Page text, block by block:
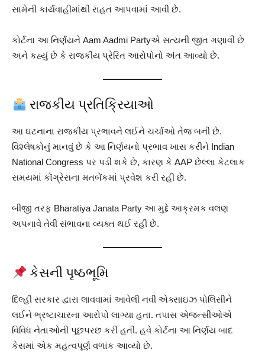
સામેની કાર્યવાહીમાંથી રાહત આપવામાં આવી છે.
કોર્ટના આ નિર્ણયને Aam Aadmi Partyએ સત્યની જીત ગણાવી છે
અને કહ્યું છે કે રાજકીય પ્રેરિત આરોપોનો અંત આવ્યો છે.
રાજકીય પ્રતિક્રિયાઓ
આ ઘટનાના રાજકીય પ્રભાવને લઈને ચર્ચાઓ તેજ બની છે.
વિશ્લેષકોનું માનવું છે કે આ નિર્ણયનો પ્રભાવ ખાસ કરીને Indian
National Congress પર પડી શકે છે, કારણ કે AAP છેલ્લા કેટલાક
સમયમાં કોંગ્રેસના મતબેંકમાં પ્રવેશ કરી રહી છે.
બીજી તરફ Bharatiya Janata Party આ મુદ્દે આક્રમક વલણ
અપનાવે તેવી સંભાવના વ્યક્ત થઈ રહી છે.
કેસની પૃષ્ઠભૂમિ
દિલ્હી સરકાર દ્વારા લાવવામાં આવેલી નવી એક્સાઇઝ પોલિસીને
લઈને ભ્રષ્ટાચારના આરોપો લાગ્યા હતા. તપાસ એજન્સીઓએ
વિવિધ નેતાઓની પૂછપરછ કરી હતી. હવે કોર્ટના આ નિર્ણય બાદ
કેસમાં એક મહત્વપૂર્ણ વળાંક આવ્યો છે.